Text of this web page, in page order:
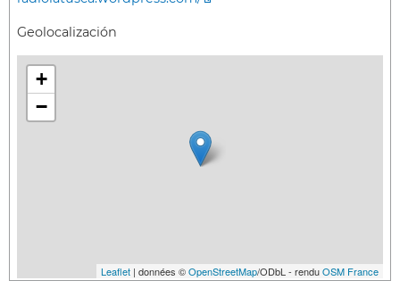
Geolocalización
+
−
Leaflet | données ©OpenStreetMap/ODbL - renduOSM France